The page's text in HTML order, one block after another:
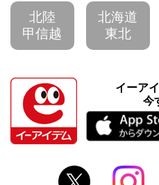
北陸
甲信越
北海道
東北
イーア
今